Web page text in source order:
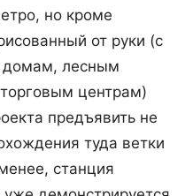
но кроме
от руки (с
лесным
центрам)
предъявить не
туда ветки
станция